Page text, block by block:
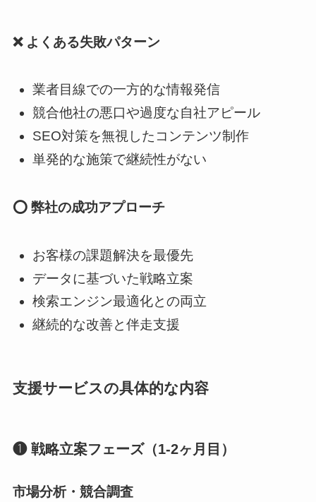
❌ よくある失敗パターン
業者目線での一方的な情報発信
競合他社の悪口や過度な自社アピール
SEO対策を無視したコンテンツ制作
単発的な施策で継続性がない
⭕ 弊社の成功アプローチ
お客様の課題解決を最優先
データに基づいた戦略立案
検索エンジン最適化との両立
継続的な改善と伴走支援
支援サービスの具体的な内容
❶ 戦略立案フェーズ（1-2ヶ月目）
市場分析・競合調査